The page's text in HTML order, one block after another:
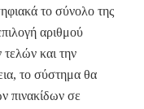
το σύνολο της
αριθμού
και την
το σύστημα θα
πινακίδων σε